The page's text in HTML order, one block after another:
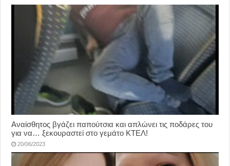
Αναίσθητος βγάζει παπούτσια και απλώνει τις ποδάρες του
για να… ξεκουραστεί στο γεμάτο ΚΤΕΛ!
20/06/2023